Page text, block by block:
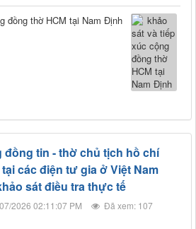
đồng thờ HCM tại Nam Định
đồng tin - thờ chủ tịch hồ chí
các điện tư gia ở Việt Nam
sát điều tra thực tế
2026 02:11:07 PM
Đã xem: 107